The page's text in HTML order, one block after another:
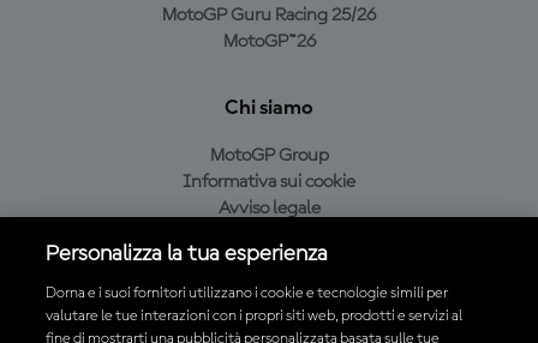
MotoGP Guru Racing 25/26
MotoGP™26
Chi siamo
MotoGP Group
Informativa sui cookie
Avviso legale
Condizioni di acquisto
Personalizza la tua esperienza
Dorna e i suoi fornitori utilizzano i cookie e tecnologie simili per
valutare le tue interazioni con i propri siti web, prodotti e servizi al
fine di mostrarti una pubblicità personalizzata basata sulle tue